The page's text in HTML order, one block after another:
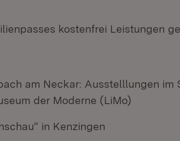
kostenfrei Leistungen
am Neckar: Ausstelllungen im
der Moderne (LiMo)
in Kenzingen